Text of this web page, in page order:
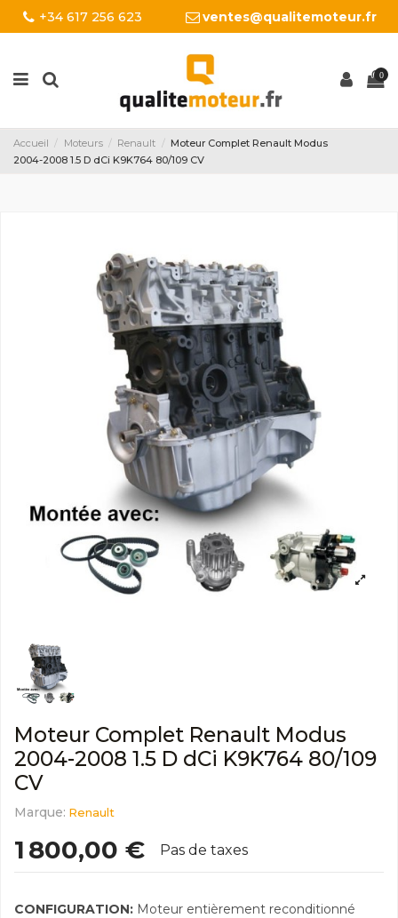
+34 617 256 623 ventes@qualitemoteur.fr
0
Accueil Moteurs Renault
Moteur Complet Renault Modus
2004-2008 1.5 D dCi K9K764 80/109 CV
Moteur Complet Renault Modus
2004-2008 1.5 D dCi K9K764 80/109
CV
Marque: Renault
1 800,00 € Pas de taxes
CONFIGURATION: Moteur entièrement reconditionné